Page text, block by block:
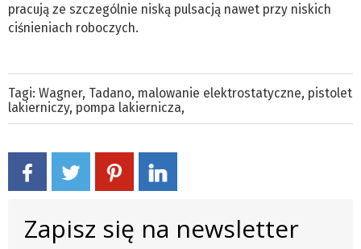
pracują ze szczególnie niską pulsacją nawet przy niskich
ciśnieniach roboczych.
Tagi: Wagner, Tadano, malowanie elektrostatyczne, pistolet
lakierniczy, pompa lakiernicza,
Zapisz się na newsletter